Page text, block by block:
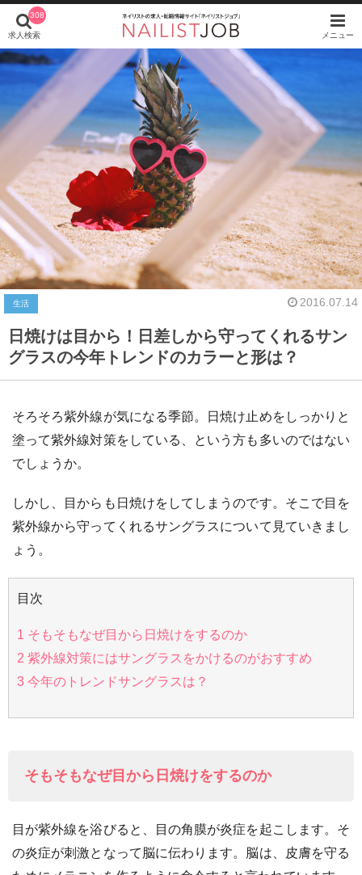
308
求人検索 メニュー
生活 2016.07.14
日焼けは目から！日差しから守ってくれるサン
グラスの今年トレンドのカラーと形は？
そろそろ紫外線が気になる季節。日焼け止めをしっかりと
塗って紫外線対策をしている、という方も多いのではない
でしょうか。
しかし、目からも日焼けをしてしまうのです。そこで目を
紫外線から守ってくれるサングラスについて見ていきまし
ょう。
目次
1 そもそもなぜ目から日焼けをするのか
2 紫外線対策にはサングラスをかけるのがおすすめ
3 今年のトレンドサングラスは？
そもそもなぜ目から日焼けをするのか
目が紫外線を浴びると、目の角膜が炎症を起こします。そ
の炎症が刺激となって脳に伝わります。脳は、皮膚を守る